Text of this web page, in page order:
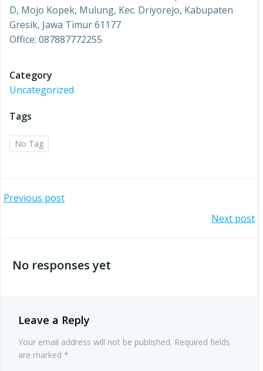
D, Mojo Kopek, Mulung, Kec. Driyorejo, Kabupaten
Gresik, Jawa Timur 61177
Office: 087887772255
Category
Uncategorized
Tags
No Tag
Post
Previous post
navigation
Next post
No responses yet
Leave a Reply
Your email address will not be published. Required fields
are marked *